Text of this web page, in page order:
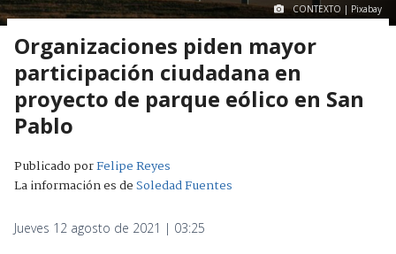
CONTEXTO | Pixabay
Organizaciones piden mayor
participación ciudadana en
proyecto de parque eólico en San
Pablo
Publicado porFelipe Reyes
La información es deSoledad Fuentes
Jueves 12 agosto de 2021 | 03:25